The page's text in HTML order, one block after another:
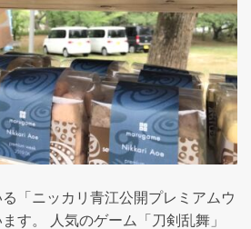
「ニッカリ青江公開プレミアムウ
す。 人気のゲーム「刀剣乱舞」